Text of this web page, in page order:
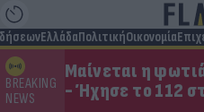
ΕλλάδαΠολιτικήΟικονομία
BREAKING
NEWS
Μαίνεται η
- Ήχησε το 112